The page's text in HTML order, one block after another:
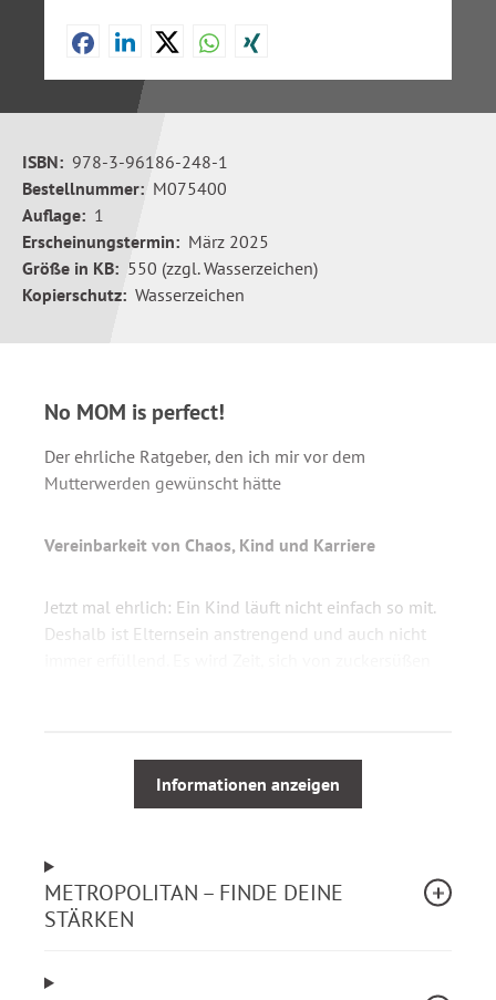
ISBN: 978-3-96186-248-1
Bestellnummer: M075400
Auflage: 1
Erscheinungstermin: März 2025
Größe in KB: 550 (zzgl. Wasserzeichen)
Kopierschutz: Wasserzeichen
No MOM is perfect!
Der ehrliche Ratgeber, den ich mir vor dem
Mutterwerden gewünscht hätte
Vereinbarkeit von Chaos, Kind und Karriere
Jetzt mal ehrlich: Ein Kind läuft nicht einfach so mit.
Deshalb ist Elternsein anstrengend und auch nicht
gibt auch die Mütter, die sechs Wochen nach der
Geburt fokussiert wieder in den Job einsteigen. Doch
dazwischen gibt es sehr, sehr viele Frauen, die weder
trotz aller Vereinbarkeitsrhetorik in kein Klischee
Informationen anzeigen
METROPOLITAN – FINDE DEINE
STÄRKEN